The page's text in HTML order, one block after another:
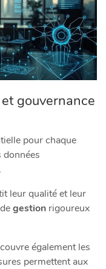
gouvernance
pour chaque
données
leur qualité et leur
gestion rigoureux
également les
permettent aux